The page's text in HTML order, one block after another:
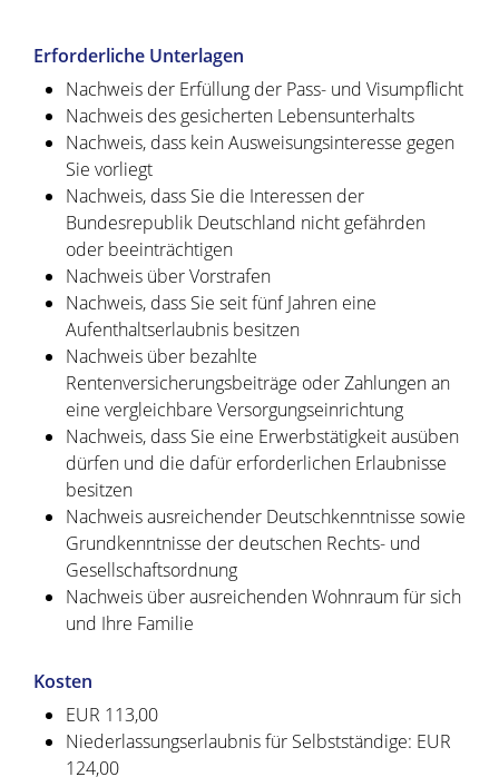
Erforderliche Unterlagen
Nachweis der Erfüllung der Pass- und Visumpflicht
Nachweis des gesicherten Lebensunterhalts
Nachweis, dass kein Ausweisungsinteresse gegen
Sie vorliegt
Nachweis, dass Sie die Interessen der
Bundesrepublik Deutschland nicht gefährden
oder beeinträchtigen
Nachweis über Vorstrafen
Nachweis, dass Sie seit fünf Jahren eine
Aufenthaltserlaubnis besitzen
Nachweis über bezahlte
Rentenversicherungsbeiträge oder Zahlungen an
eine vergleichbare Versorgungseinrichtung
Nachweis, dass Sie eine Erwerbstätigkeit ausüben
dürfen und die dafür erforderlichen Erlaubnisse
besitzen
Nachweis ausreichender Deutschkenntnisse sowie
Grundkenntnisse der deutschen Rechts- und
Gesellschaftsordnung
Nachweis über ausreichenden Wohnraum für sich
und Ihre Familie
Kosten
EUR 113,00
Niederlassungserlaubnis für Selbstständige: EUR
124,00